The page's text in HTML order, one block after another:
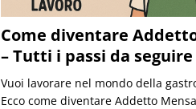
Come diventare
– Tutti i passi da seguire
Vuoi lavorare nel mondo della
Ecco come diventare Addetto